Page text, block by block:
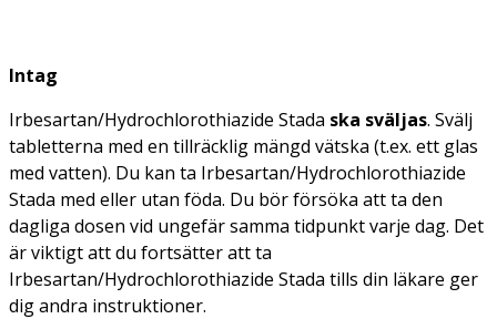
Intag
Irbesartan/Hydrochlorothiazide Stada ska sväljas. Svälj
tabletterna med en tillräcklig mängd vätska (t.ex. ett glas
med vatten). Du kan ta Irbesartan/Hydrochlorothiazide
Stada med eller utan föda. Du bör försöka att ta den
dagliga dosen vid ungefär samma tidpunkt varje dag. Det
är viktigt att du fortsätter att ta
Irbesartan/Hydrochlorothiazide Stada tills din läkare ger
dig andra instruktioner.